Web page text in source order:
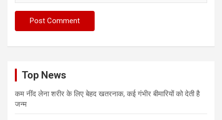
Top News
कम नींद लेना शरीर के लिए बेहद खतरनाक, कई गंभीर बीमारियों को देती है
जन्म